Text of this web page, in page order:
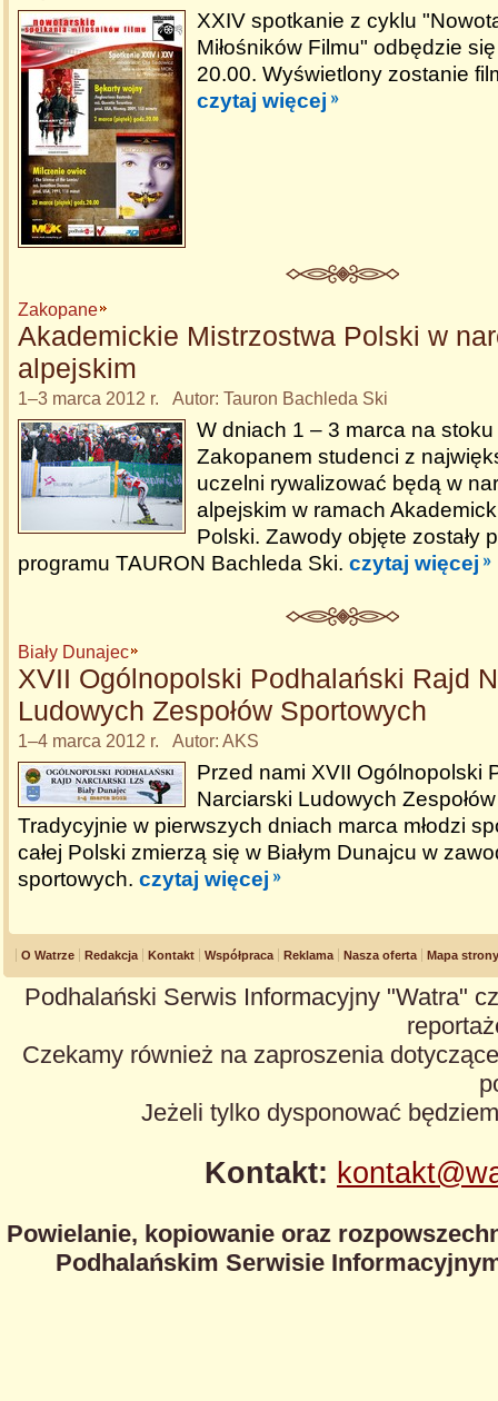
XXIV spotkanie z cyklu
Miłośników Filmu" odbędzie
20.00. Wyświetlony zostanie
czytaj więcej
Zakopane
Akademickie Mistrzostwa Polski w
alpejskim
1–3 marca 2012 r. Autor: Tauron Bachleda Ski
W dniach 1 – 3 marca na
Zakopanem studenci z
uczelni rywalizować będą w
alpejskim w ramach
Polski. Zawody objęte zostały
programu TAURON Bachleda Ski. czytaj więcej
Biały Dunajec
XVII Ogólnopolski Podhalański Rajd
Ludowych Zespołów Sportowych
1–4 marca 2012 r. Autor: AKS
Przed nami XVII Ogólnopolski
Narciarski Ludowych
Tradycyjnie w pierwszych dniach marca młodzi
całej Polski zmierzą się w Białym Dunajcu w
sportowych. czytaj więcej
O Watrze Redakcja Kontakt Współpraca Reklama Nasza oferta Mapa strony
Podhalański Serwis Informacyjny "Watra"
Czekamy również na zaproszenia
Jeżeli tylko dysponować
Kontakt:
Powielanie, kopiowanie oraz
Podhalańskim Serwisie